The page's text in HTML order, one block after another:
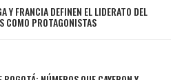
Y FRANCIA DEFINEN EL LIDERATO DEL
COMO PROTAGONISTAS